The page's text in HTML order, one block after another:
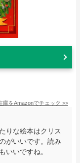
庫をAmazonでチェック >>
りな絵本はクリス
がいいです。読み
いいですね。